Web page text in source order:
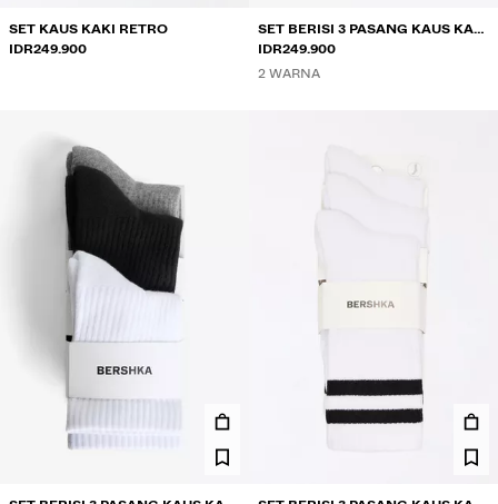
SET KAUS KAKI RETRO
IDR249.900
SET BERISI 3 PASANG KAUS KAKI
OLAHRAGA
IDR249.900
2 WARNA